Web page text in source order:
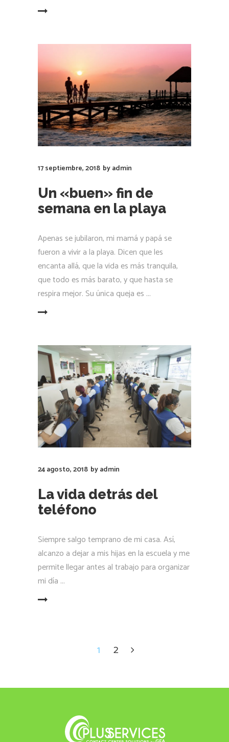
17 septiembre, 2018 byadmin
Un «buen» fin de
semana en la playa
Apenas se jubilaron, mi mamá y papá se
fueron a vivir a la playa. Dicen que les
encanta allá, que la vida es más tranquila,
que todo es más barato, y que hasta se
respira mejor. Su única queja es
24 agosto, 2018 byadmin
La vida detrás del
teléfono
Siempre salgo temprano de mi casa. Así,
alcanzo a dejar a mis hijas en la escuela y me
permite llegar antes al trabajo para organizar
mi día
1 2